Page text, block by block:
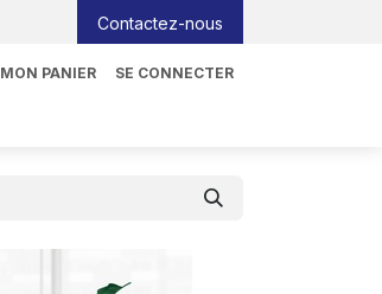
Contactez-nous
MON PANIER SE CONNECTER